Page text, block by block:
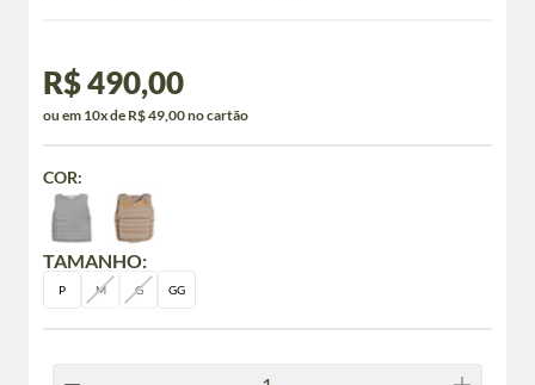
R$ 490,00
ou em 10x de R$ 49,00 no cartão
TAMANHO:
P M G GG
COR: